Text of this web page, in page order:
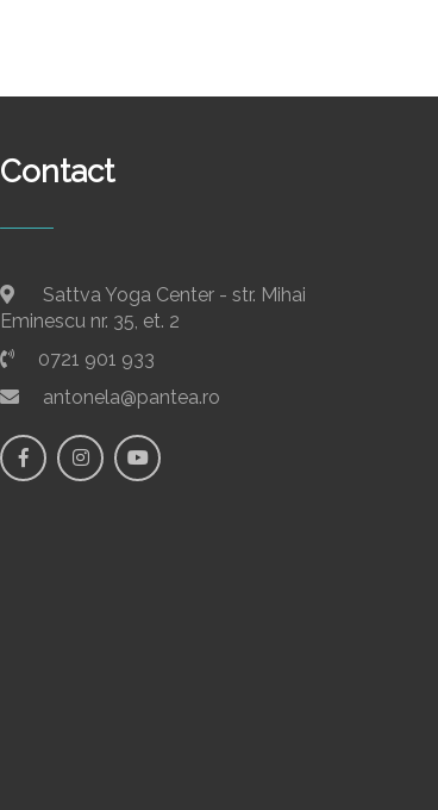
Contact
Sattva Yoga Center - str. Mihai
Eminescu nr. 35, et. 2
0721 901 933
antonela@pantea.ro